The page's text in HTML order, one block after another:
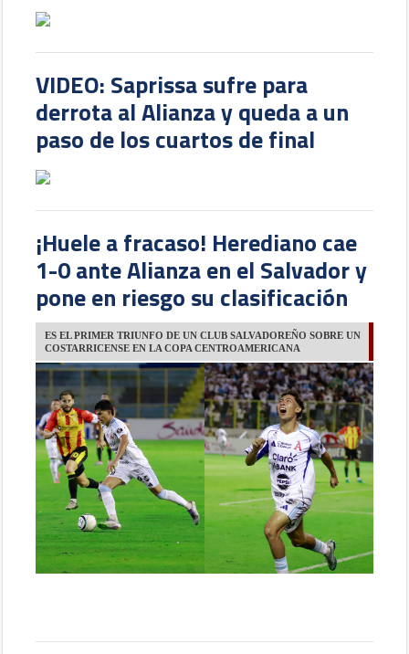
VIDEO: Saprissa sufre para
derrota al Alianza y queda a un
paso de los cuartos de final
¡Huele a fracaso! Herediano cae
1-0 ante Alianza en el Salvador y
pone en riesgo su clasificación
ES EL PRIMER TRIUNFO DE UN CLUB SALVADOREÑO SOBRE UN
COSTARRICENSE EN LA COPA CENTROAMERICANA